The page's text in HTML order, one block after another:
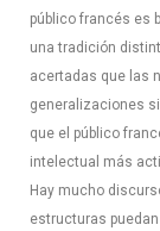
público francés es
una tradición
acertadas que las
generalizaciones
que el público
intelectual más
Hay mucho
estructuras